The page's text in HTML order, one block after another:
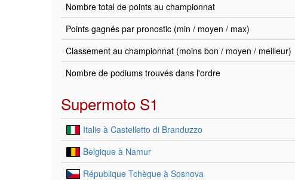
Nombre total de points au championnat
Points gagnés par pronostic (min / moyen / max)
Classement au championnat (moins bon / moyen / meilleur)
Nombre de podiums trouvés dans l'ordre
Supermoto S1
Italie à Castelletto di Branduzzo
Belgique à Namur
République Tchèque à Sosnova